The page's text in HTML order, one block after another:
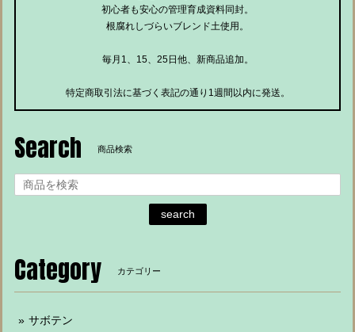
初心者も安心の管理育成資料同封。
根腐れしづらいブレンド土使用。
毎月1、15、25日他、新商品追加。
特定商取引法に基づく表記の通り1週間以内に発送。
Search 商品検索
search
Category カテゴリー
サボテン